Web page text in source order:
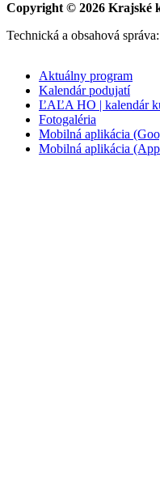
Copyright © 2026 Krajské
Technická a obsahová správa:
Aktuálny program
Kalendár podujatí
ĽAĽA HO | kalendár
Fotogaléria
Mobilná aplikácia
Mobilná aplikácia